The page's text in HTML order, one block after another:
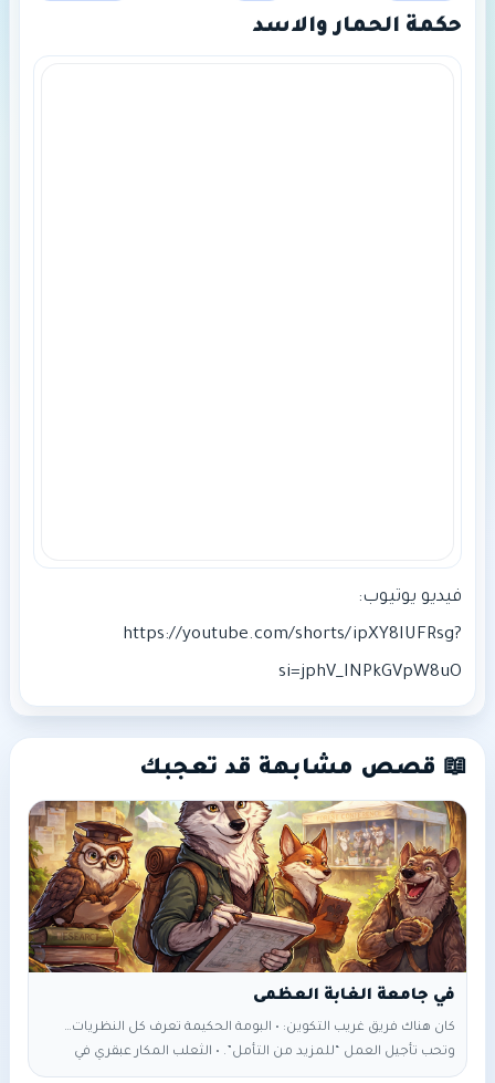
حكمة الحمار والاسد
فيديو يوتيوب:
https://youtube.com/shorts/ipXY8IUFRsg?
si=jphV_INPkGVpW8uO
📖 قصص مشابهة قد تعجبك
في جامعة الغابة العظمى
كان هناك فريق غريب التكوين: • البومة الحكيمة تعرف كل النظريات…
وتحب تأجيل العمل “للمزيد من التأمل”. • الثعلب المكار عبقري في
الكلام، محترف في سرقة الفكرة قبل ما تجف. • الضبع العجوز يحضر كل